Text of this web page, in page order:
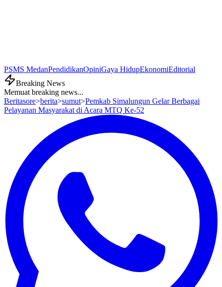
PSMS MedanPendidikanOpiniGaya HidupEkonomiEditorial
Breaking News
Memuat breaking news...
Beritasore>berita>sumut>Pemkab Simalungun Gelar Berbagai
Pelayanan Masyarakat di Acara MTQ Ke-52